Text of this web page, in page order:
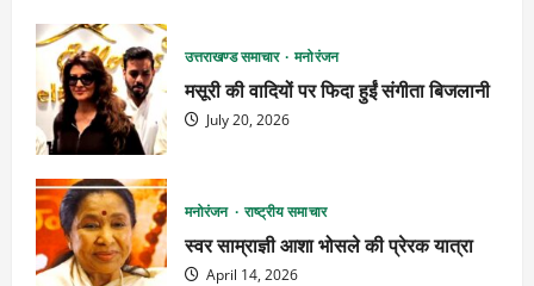
उत्तराखण्ड समाचार मनोरंजन
मसूरी की वादियों पर फिदा हुईं संगीता बिजलानी
July 20, 2026
मनोरंजन राष्ट्रीय समाचार
स्वर साम्राज्ञी आशा भोसले की प्रेरक यात्रा
April 14, 2026